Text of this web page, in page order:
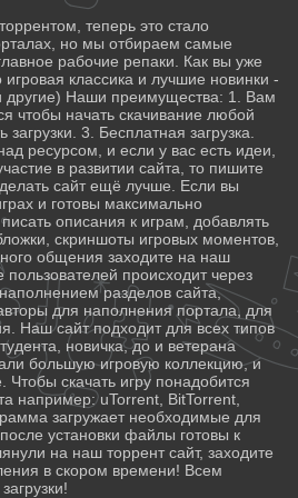
теперь это стало
но мы отбираем самые
рабочие репаки. Как вы уже
классика и лучшие новинки -
Наши преимущества: 1. Вам
чтобы начать скачивание любой
3. Бесплатная загрузка.
ресурсом, и если у вас есть идеи,
в развитии сайта, то пишите
сайт ещё лучше. Если вы
и готовы максимально
описания к играм, добавлять
скриншоты игровых моментов,
общения заходите на наш
происходит через
разделов сайта,
для наполнения портала, для
Наш сайт подходит для всех типов
новичка, до и ветерана
большую игровую коллекцию, и
скачать игру понадобится
например: uTorrent, BitTorrent,
загружает необходимые для
установки файлы готовы к
на наш торрент сайт, заходите
в скором времени! Всем